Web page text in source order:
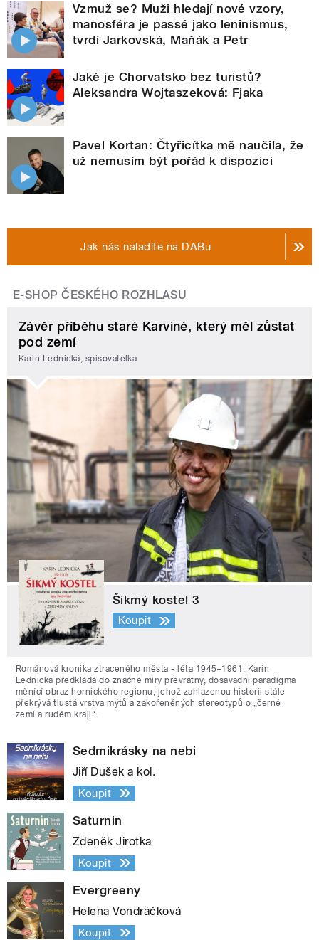
Vzmuž se? Muži hledají nové vzory,
manosféra je passé jako leninismus,
tvrdí Jarkovská, Maňák a Petr
Jaké je Chorvatsko bez turistů?
Aleksandra Wojtaszeková: Fjaka
Pavel Kortan: Čtyřicítka mě naučila, že
už nemusím být pořád k dispozici
Jak nás naladíte na DABu
E-SHOP ČESKÉHO ROZHLASU
Závěr příběhu staré Karviné, který měl zůstat
pod zemí
Karin Lednická, spisovatelka
Šikmý kostel 3
Koupit
Románová kronika ztraceného města - léta 1945–1961. Karin
Lednická předkládá do značné míry převratný, dosavadní paradigma
měnící obraz hornického regionu, jehož zahlazenou historii stále
překrývá tlustá vrstva mýtů a zakořeněných stereotypů o „černé
zemi a rudém kraji“.
Sedmikrásky na nebi
Jiří Dušek a kol.
Koupit
Saturnin
Zdeněk Jirotka
Koupit
Evergreeny
Helena Vondráčková
Koupit